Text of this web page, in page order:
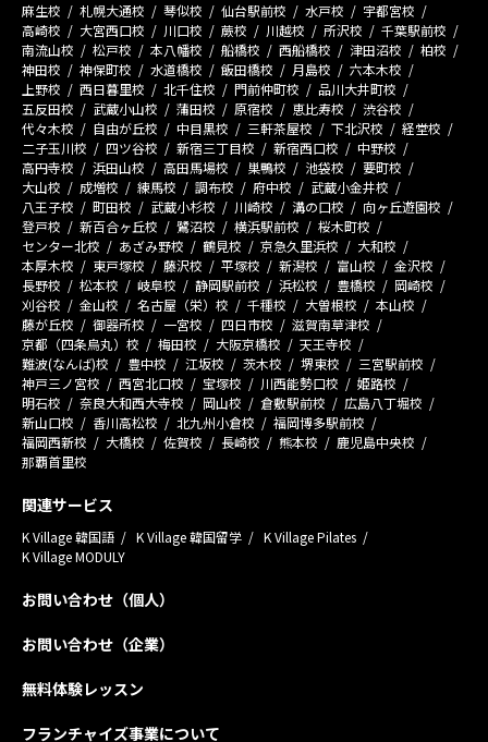
麻生校 札幌大通校 琴似校 仙台駅前校 水戸校
宇都宮校
高崎校
大宮西口校 川口校 蕨校 川越校 所沢校
千葉駅前校
南流山校
松戸校 本八幡校 船橋校 西船橋校 津田沼校
柏校
神田校
神保町校 水道橋校 飯田橋校 月島校
六本木校
上野校
西日暮里校 北千住校 門前仲町校
品川大井町校
五反田校
武蔵小山校 蒲田校 原宿校 恵比寿校
渋谷校
代々木校
自由が丘校 中目黒校 三軒茶屋校 下北沢校
経堂校
二子玉川校
四ツ谷校 新宿三丁目校 新宿西口校
中野校
高円寺校
浜田山校 高田馬場校 巣鴨校 池袋校
要町校
大山校
成増校 練馬校 調布校 府中校
武蔵小金井校
八王子校
町田校 武蔵小杉校 川崎校 溝の口校
向ヶ丘遊園校
登戸校
新百合ヶ丘校 鷺沼校 横浜駅前校
桜木町校
センター北校
あざみ野校 鶴見校 京急久里浜校
大和校
本厚木校
東戸塚校 藤沢校 平塚校 新潟校 富山校
金沢校
長野校
松本校 岐阜校 静岡駅前校 浜松校 豊橋校
岡崎校
刈谷校
金山校 名古屋（栄）校 千種校 大曽根校
本山校
藤が丘校
御器所校 一宮校 四日市校
滋賀南草津校
京都（四条烏丸）校
梅田校 大阪京橋校
天王寺校
難波(なんば)校
豊中校 江坂校 茨木校 堺東校
三宮駅前校
神戸三ノ宮校
西宮北口校 宝塚校 川西能勢口校
姫路校
明石校
奈良大和西大寺校 岡山校 倉敷駅前校
広島八丁堀校
新山口校
香川高松校 北九州小倉校
福岡博多駅前校
福岡西新校
大橋校 佐賀校 長崎校 熊本校
鹿児島中央校
那覇首里校
関連サービス
K Village 韓国語 K Village 韓国留学
K Village Pilates
K Village MODULY
お問い合わせ（個人）
お問い合わせ（企業）
無料体験レッスン
フランチャイズ事業について